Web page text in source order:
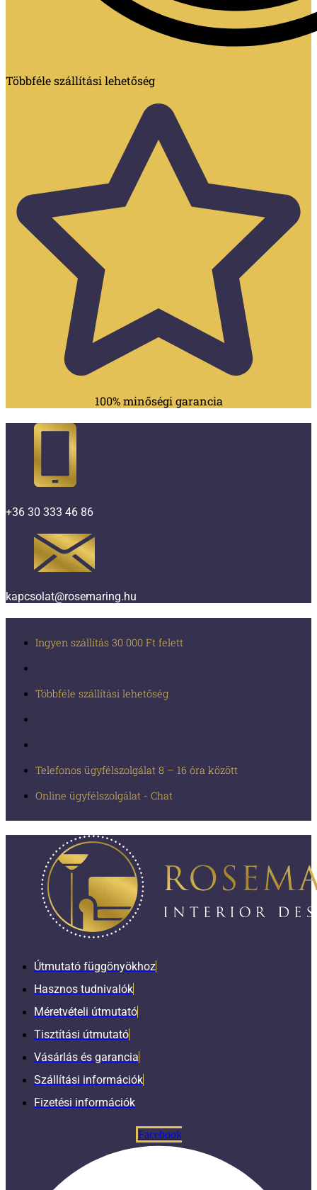
Többféle szállítási lehetőség
100% minőségi garancia
+36 30 333 46 86
kapcsolat@rosemaring.hu
Ingyen szállítás 30 000 Ft felett
Többféle szállítási lehetőség
Telefonos ügyfélszolgálat 8 – 16 óra között
Online ügyfélszolgálat - Chat
Útmutató függönyökhoz
Hasznos tudnivalók
Méretvételi útmutató
Tisztítási útmutató
Vásárlás és garancia
Szállítási információk
Fizetési információk
Facebook